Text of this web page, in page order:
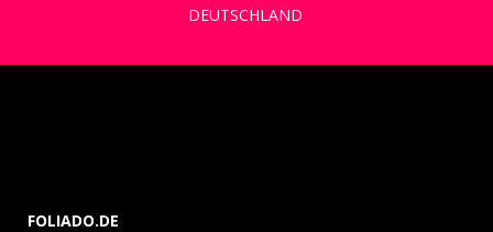
DEUTSCHLAND
FOLIADO.DE